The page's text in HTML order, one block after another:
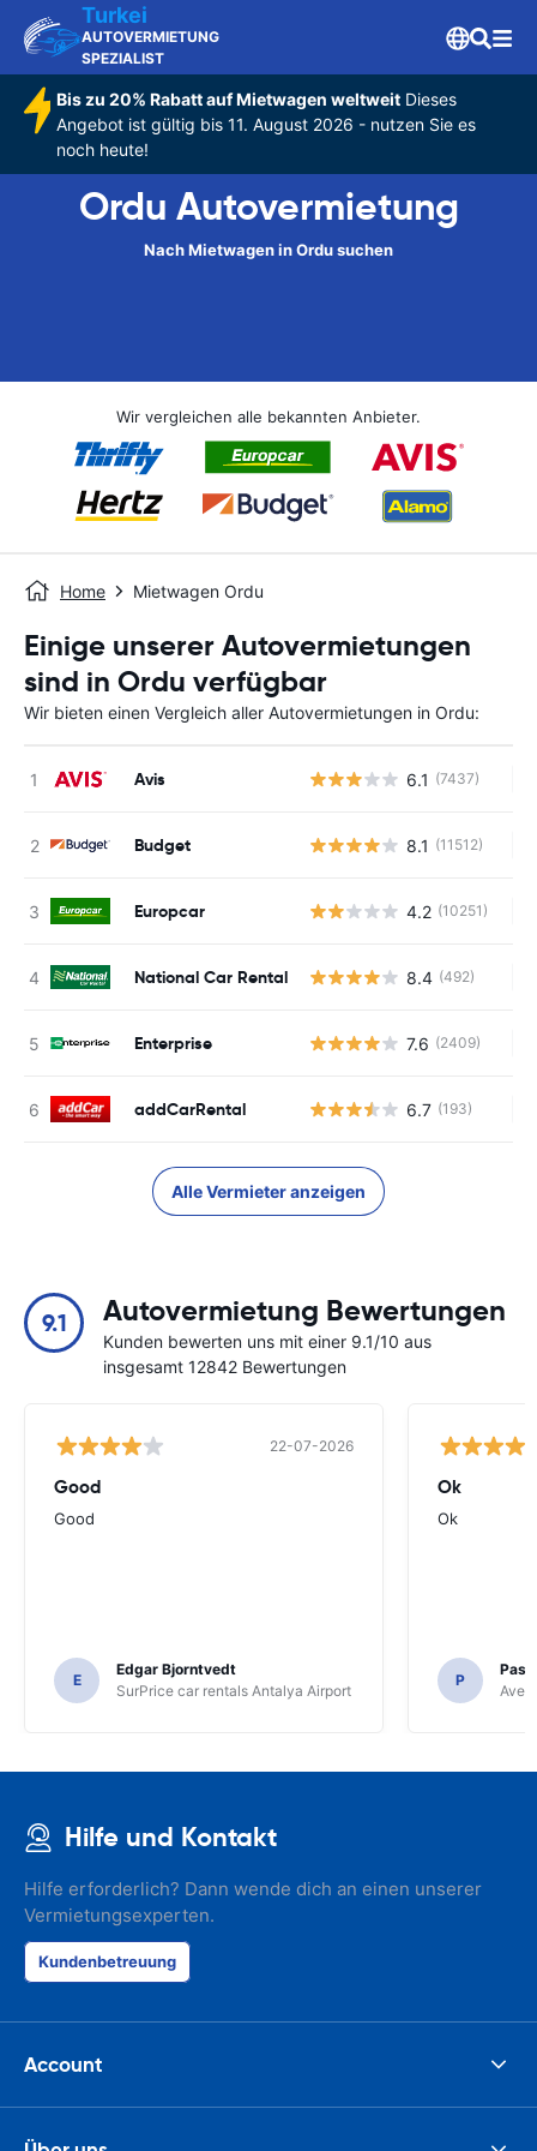
Turkei
AUTOVERMIETUNG
SPEZIALIST
Bis zu 20% Rabatt auf Mietwagen weltweitDieses
Angebot ist gültig bis 11. August 2026 - nutzen Sie es
noch heute!
Ordu Autovermietung
Nach Mietwagen in Ordu suchen
Wir vergleichen alle bekannten Anbieter.
Home Mietwagen Ordu
Einige unserer Autovermietungen
sind in Ordu verfügbar
Wir bieten einen Vergleich aller Autovermietungen in Ordu:
Avis 6.1 (7437)
Budget 8.1 (11512)
Europcar 4.2 (10251)
National Car Rental 8.4 (492)
Enterprise 7.6 (2409)
addCarRental 6.7 (193)
Alle Vermieter anzeigen
9.1 Autovermietung Bewertungen
Kunden bewerten uns mit einer 9.1/10 aus
insgesamt 12842 Bewertungen
22-07-2026
Good
Good
E
Edgar Bjorntvedt
SurPrice car rentals Antalya Airport
Ok
Ok
P
Avec
Hilfe und Kontakt
Hilfe erforderlich? Dann wende dich an einen unserer
Vermietungsexperten.
Kundenbetreuung
Account